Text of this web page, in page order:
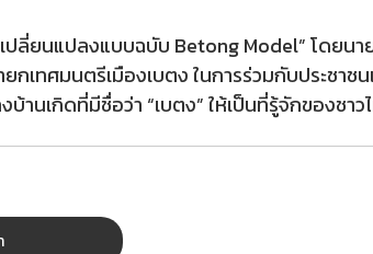
ปลี่ยนแปลงแบบฉบับ Betong Model” โดยนา
เทศมนตรีเมืองเบตง ในการร่วมกับประชาช
นเกิดที่มีชื่อว่า “เบตง” ให้เป็นที่รู้จักของชาว